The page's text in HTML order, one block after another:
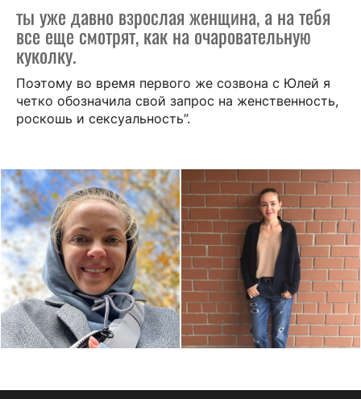
ты уже давно взрослая женщина, а на тебя
все еще смотрят, как на очаровательную
куколку.
Поэтому во время первого же созвона с Юлей я
четко обозначила свой запрос на женственность,
роскошь и сексуальность”.